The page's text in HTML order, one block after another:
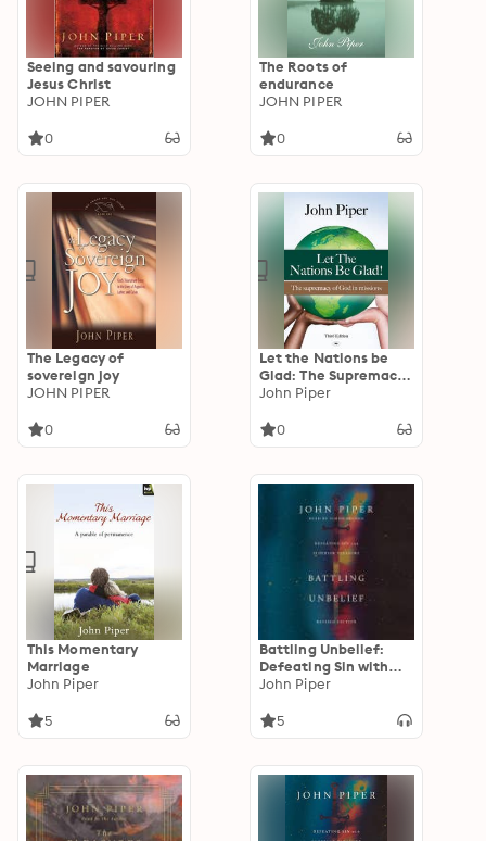
Seeing and savouring
Jesus Christ
JOHN PIPER
0
The Roots of
endurance
JOHN PIPER
0
The Legacy of
sovereign joy
JOHN PIPER
0
Let the Nations be
Glad: The Supremacy
Of God In Missions
John Piper
0
This Momentary
Marriage
John Piper
5
Battling Unbelief:
Defeating Sin with
Superior Pleasure
John Piper
5